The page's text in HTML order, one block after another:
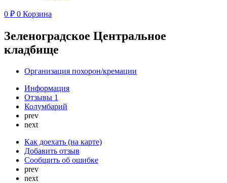
0 ₽ 0 Корзина
Зеленоградское Центральное
кладбище
Организация похорон/кремации
Информация
Отзывы 1
Колумбарий
prev
next
Как доехать (на карте)
Добавить отзыв
Сообщить об ошибке
prev
next